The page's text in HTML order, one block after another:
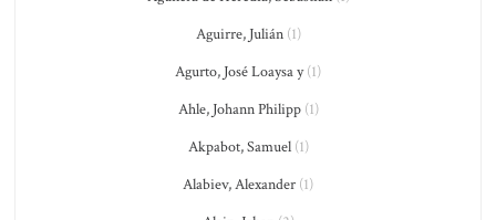
Aguirre, Julián(1)
Agurto, José Loaysa y(1)
Ahle, Johann Philipp(1)
Akpabot, Samuel(1)
Alabiev, Alexander (1)